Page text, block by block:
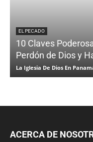
EL PECADO
10 Claves
Perdón de Dios y
La Iglesia De Dios En
ACERCA DE